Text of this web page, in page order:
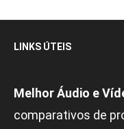
LINKS ÚTEIS
Melhor Áudio e
comparativos de